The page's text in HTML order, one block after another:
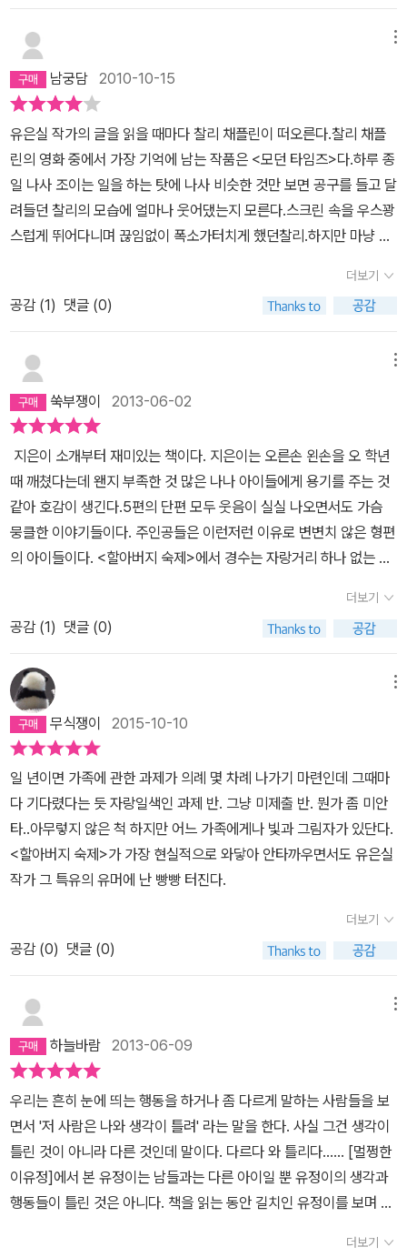
잘생기셨고 게임을 좋아하셨다고.마지막이 난 가장 좋았다. 친구 명
규 할아버지가 바람둥이라는 할머니 말에 경수는 생각한다. 명규가
할아버지 숙제하는 방법을 알아야 할텐데.나는 내 딸 태은이가 저렇
게 사람의 소소한 부분을 알아주는 아이가 되었으면 한다.아빠를 생
각할때도 엄마를 생각할 때도 친구를 생각할 때도 어느 한부분을 극
대화 시키기 보다는 작고 소소한 그사람의 장점을 알아주는 사람이
되고 그것을 받아들여주는 아이가 되길.그래서 이런 동화를 쓴 유은
실 작가가 참 멋지다.그냥은 일단 스토리에 맞는 스케치가 인상적이
모두 마을을 울렸다.그냥요. 여러가지 행동 속에 그냥요가 들어있는
이 이야기를 읽다보면 나도 모르게 따라하고 싶게 된다 그냥요.그다
지 좋은 말은 아닌듯하지만 그래도 그냥 정말 아무 이유없이 그렇게
하고 싶을 때가 있는 것이다. 그냥요. 아이맘을 알아 주는 작가다.멀쩡
한 이유정은 길치라서 동생을 따라다니는 아이의 이야기이다. 이 멀
쩡한 이란 단어가 핵심인데 동생을 못 만나 길을 찾으려고 허둥대며
길을 잘 못찾던 이유정은 한상규를 만나게 된다. 같은반 친구. 그런데
그 아이를 만나면서 다리를 절뚝거렸고 상규는 유정이가 다리를 다쳤
다고 생각한다. 유정이는 사실 괜찮은 다리지만 거짓말을 들키지 않
으려고 계속 절뚝절뚝유정이는 정말 심각하게 길치다 같은 아파트 안
에서 동을 못찾을 정도니. 하지만 그게 실상이라면 본인은 얼마나 답
답할까그런데 구세주같은 일이 일어났다.집을 못찾는 이유정에서 학
에는 반전이 있다. 이제 집을 찾겠구나 하는 것은 오산. 바로 학습지
선생님도 길치.학습지 선생님은 벌써 십분째 아파트 안에서 해메고
있다는 것.그런데 그런 답답함이 왜 구세주가 된 걸까? 길을 못찾는
것은 유정이만의 일이 아니란 걸. 다 큰 어른도 그렇다는 걸 유정이도
알게 되었으니 길을 찾지 못해도 정말 구세주가 된 것이다.새우가 없
는 마음은 생활보호 대상자들이야기다. 생활보호대상자에게 진짜 자
장면은 어떤 것일까? 자장라면을 먹으며 아이는 할아버지에게 묻는
다. 아이는 진짜 자장면이 먹고 싶다. 진짜 사나이 이용수 할아버지는
약속을 지켰다. 가을내내 모은 빈병을 판 날 중국집에 갔고 제일 좋은
옷으로 갈아입었다.중국집에 처음 갔을 때 난 어떤 기분이었을까 생
각이 잘 나지 않지만 어쩌면 이 이야기속 아이같았을지도 모른다.무
거운 컵에 물을 따라주고 뭐든 천천히 하고꼬불꼬불하지 않은 면발이
아이는 신기하기만 하다.아니는 다시 왕새우를 먹고 싶어한다. 할아
버지는 다시 약속을 지킨다 겨울내내 모은 병과 박스를 판날 새우를
으며 생각했다. 그냥 자장면을 아무때나 먹을 수 있는 것보다는 가끔
혹은 이렇게 큰 맘먹고 먹는게 더 많은 생각과 소중한 추억을 주는 구
나 하고.눈은 돌아가신 아빠를 생가하며 사는 엄마와 영지. 그래서 세
상은 불공평하다고 외친다.공기가 불공평하고 다 불공평하다고. 마냥
슬픈 이야기로 도배할 것같은 내용이나 실상 그렇지 않았다. 눈물은
어쩌면 아이 때보다 어른일때 더 많은 것같다.여섯편의 이야기 중에
서 나는 펏번째 이야기가 가장 좋고 가장 배우고 싶고 그래서 유은실
작가가 참 부럽다.삶의 성찰과 깊이가 느껴지는 동화들이다
'좋은 옷 입는 선생님 딸'로 비춰지는 게 좋았다. 우리 집은 문제가 없
다고 스스로를 속이면서, 내가 훌륭한 어른이 되면 모든 문제가 해결
우리 집은 문제투성이다. 나는 훌륭한 어른이 되지 못했고, 가족이 겪
는 문제를 거의 해결하지 못한다. 하지만 더이상 멀쩡해 보이려고 애
쓰지 않는다. 그냥 있는 그대로 받아들이려고 노력한다. 이 세상에 문
제없는 사람도, 집도 없다는 걸 알게 되었기 때문이다. 내가 유정이만
했을 때 그걸 알았으면 어땠을까? 아마도 멀쩡해 보이려고 애쓰는 데
소중한 시간을 허비하지 않았을 것이다. 엉망진창인 세상을 살아가
는 문제투성이 얘기 다섯 편을 담았다. 지금도 멀쩡해 보이려고 무진
장 애쓰는 어린이가 있다면 이 책을 읽고 조금이라도 편해졌으면 좋
겠다. 나와 함께 인생을 헤매고 있는 소중한 사람들에게 고마움을 전
남궁담 2010-10-15
유은실 작가의 글을 읽을 때마다 찰리 채플린이 떠오른다.찰리 채플
린의 영화 중에서 가장 기억에 남는 작품은 <모던 타임즈>다.하루 종
일 나사 조이는 일을 하는 탓에 나사 비슷한 것만 보면 공구를 들고 달
려들던 찰리의 모습에 얼마나 웃어댔는지 모른다.스크린 속을 우스꽝
스럽게 뛰어다니며 끊임없이 폭소가터치게 했던찰리.하지만 마냥 재
만들었던 흑백 캐릭터.그래서 내가기억 속에 저장된 찰리 채플린은
결코 희극 배우가 아니다.유인실 작가의 글은 내가 흉내내고 싶은 문
체를 가지고 있다. 간결하고 명쾌하면서도 무게가 느껴지는......유머
와 위트가 넘치면서도기저엔 은근한 슬픔이 묻어나는......<얼쩡한 이
유정>에 실린다섯 편의 글 모두,작가의 매력을 흥건하게 느끼게 한
다. 특히 가운데 실린 '멀쩡한 이유정'은 내가 거울에 비친 나를 보는
느낌이다.멀쩡하지만 멀쩡하지 않은, 완벽한 듯 해도 완벽하지 않은
유정이를보다보면 저절로 마음이 따뜻해지고'쉼없이 고민이 밀려오
는 세상'이라해도 전혀 고민하며 살 필요가 없겠다는 대범한 마음도
갖게 해 준다. 아마도 작가가 어린 시절 누구보다도 고민이 많았고, 멀
쩡하지 않아 본사람이 아닐까 하는 생각도갖게 한다.한 가지고개가
갸웃거려지는 점이 있다면, 이 동화를 중, 저학년 동화로 분류해야 할
까?그렇게 나누는 기준이 뭐지?이야기는 재밌지만 이야기 앞에 붙는
분류 타이틀을 생각하면 어떻게동화를 써야하나 딜레마에 빠지게 된
더보기
공감 (1) 댓글 (0)
쑥부쟁이 2013-06-02
지은이 소개부터 재미있는 책이다. 지은이는 오른손 왼손을 오 학년
때 깨쳤다는데 왠지 부족한 것 많은 나나 아이들에게 용기를 주는 것
같아 호감이 생긴다.5편의 단편 모두 웃음이 실실 나오면서도 가슴
뭉클한 이야기들이다. 주인공들은 이런저런 이유로 변변치 않은 형편
의 아이들이다. <할아버지 숙제>에서 경수는 자랑거리 하나 없는 한
지 얘기를 들어야 하는 경수가 불쌍하면서도 웃음이 나오는 건 경수
의 할머니나 엄마의 푸념을 나도 비슷하게 들은 적이 있기 때문이다.
<멀쩡한 이유정>의 유정이도 왠지 우리들의 덜떨어진 모습을 대표하
는 것 같아 공감이 간다. 엄청난 길치 이유정은 아직도 하교할 때 동생
을 따라다녀야 하는데 길치인 것 빼고는 아주 멀쩡하다. 유정이가 길
치인 것도 뭐 내가 어른이 되어도 젓가락질을 제대로 못하거나 공포
영화는 죽었다 깨나도 못 보거나 사람들한테 말 걸기를 잘 못하는 약
점들과 다를 바 없다. 어른이 된 나는 어렸을 때 아니 지금도 갖고 있
는 나의 약점을 창피해하고 그것 때문에 지독한 열등감에 괴로워하면
서 아이들에게는 보다 ‘멀쩡해지길’ 원할 때가 많다. 왜 그럴까 생각해
보면 세상은 <눈>의 주인공 아이가 이미 깨달은 것처럼 너무나 불공
평하고 <새우가 없는 마을>처럼 가난한 사람들이 살아가기가 버겁기
때문이다. 내 아이들이 험난한 세상살이를 덜 괴롭고 편하게 살기를
바라는 마음에 아이가 좀 더 똑 부러지고 똘똘하기를 바란다. 하지만
쩡하지 않지만 그냥 살아가는 사람들에게 인생의 작은 즐거움을 충분
히 누리며 재미있게 살 수 있다고 위로하고 용기를 준다. 또한 아등바
등 멀쩡해지려고 노력하지 말고 자신을 그냥 있는 그대로 두라고 얘
기하는 듯하다.
더보기
공감 (1) 댓글 (0)
무식쟁이 2015-10-10
일 년이면 가족에 관한 과제가 의례 몇 차례 나가기 마련인데 그때마
다 기다렸다는 듯 자랑일색인 과제 반. 그냥 미제출 반. 뭔가 좀 미안
타..아무렇지 않은 척 하지만 어느 가족에게나 빛과 그림자가 있단다.
<할아버지 숙제>가 가장 현실적으로 와닿아 안타까우면서도 유은실
작가 그 특유의 유머에 난 빵빵 터진다.
더보기
공감 (0) 댓글 (0)
하늘바람 2013-06-09
우리는 흔히 눈에 띄는 행동을 하거나 좀 다르게 말하는 사람들을 보
면서 '저 사람은 나와 생각이 틀려' 라는 말을 한다. 사실 그건 생각이
틀린 것이 아니라 다른 것인데 말이다. 다르다 와 틀리다...... [멀쩡한
이유정]에서 본 유정이는 남들과는 다른 아이일 뿐 유정이의 생각과
행동들이 틀린 것은 아니다. 책을 읽는 동안 길치인 유정이를 보며 많
정이의 마음을 백배 천배 이해하고도 남았다. 남들이 보기엔 어딘가
더보기